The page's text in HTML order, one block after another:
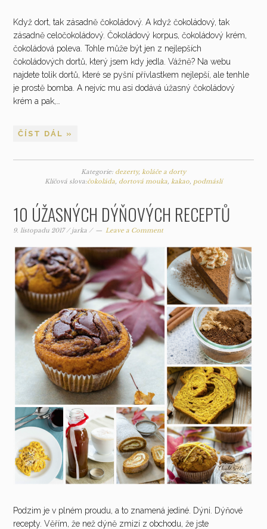
Když dort, tak zásadně čokoládový. A když čokoládový, tak
zásadně celočokoládový. Čokoládový korpus, čokoládový krém,
čokoládová poleva. Tohle může být jen z nejlepších
čokoládových dortů, který jsem kdy jedla. Vážně? Na webu
najdete tolik dortů, které se pyšní přívlastkem nejlepší, ale tenhle
je prostě bomba. A nejvíc mu asi dodává úžasný čokoládový
krém a pak,…
ČÍST DÁL »
Kategorie: dezerty, koláče a dorty
Klíčová slova:čokoláda, dortová mouka, kakao, podmáslí
10 ÚŽASNÝCH DÝŇOVÝCH RECEPTŮ
9. listopadu 2017/jarka / Leave a Comment
Podzim je v plném proudu, a to znamená jediné. Dýni. Dýňové
recepty. Věřím, že než dýně zmizí z obchodu, že jste